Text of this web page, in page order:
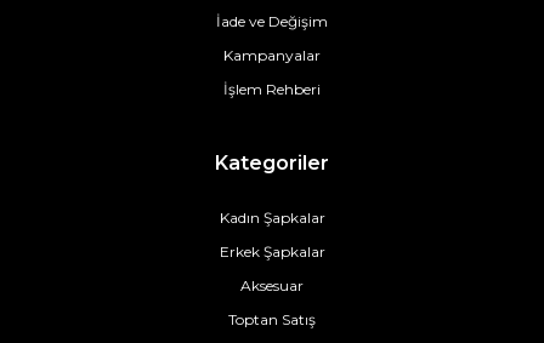
İade ve Değişim
Kampanyalar
İşlem Rehberi
Kategoriler
Kadın Şapkalar
Erkek Şapkalar
Aksesuar
Toptan Satış